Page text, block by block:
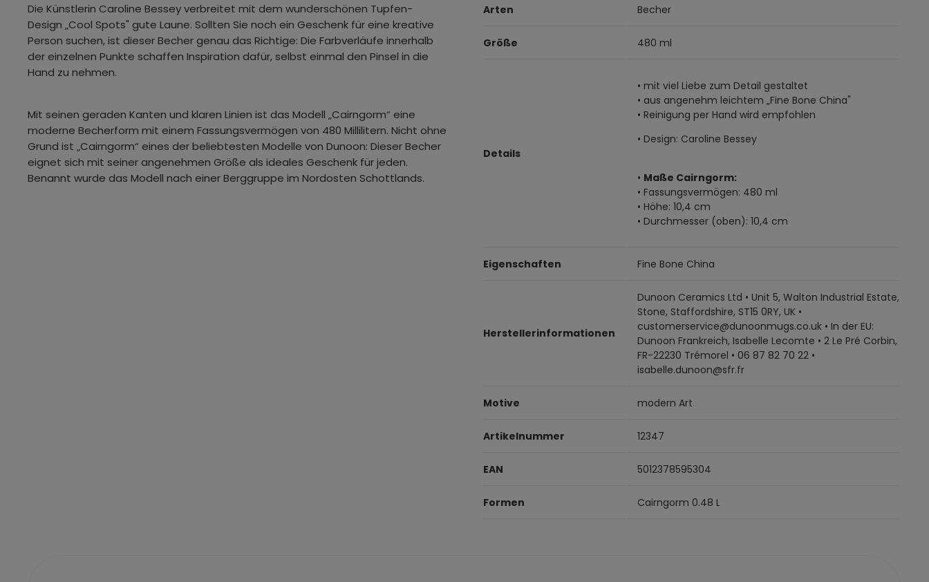
Die Künstlerin Caroline Bessey verbreitet mit dem wunderschönen Tupfen-
Design „Cool Spots" gute Laune. Sollten Sie noch ein Geschenk für eine kreative
Person suchen, ist dieser Becher genau das Richtige: Die Farbverläufe innerhalb
der einzelnen Punkte schaffen Inspiration dafür, selbst einmal den Pinsel in die
Hand zu nehmen.
Mit seinen geraden Kanten und klaren Linien ist das Modell „Cairngorm“ eine
moderne Becherform mit einem Fassungsvermögen von 480 Millilitern. Nicht ohne
Grund ist „Cairngorm“ eines der beliebtesten Modelle von Dunoon: Dieser Becher
eignet sich mit seiner angenehmen Größe als ideales Geschenk für jeden.
Benannt wurde das Modell nach einer Berggruppe im Nordosten Schottlands.
Arten Becher
Größe 480 ml
Details
• mit viel Liebe zum Detail gestaltet
• aus angenehm leichtem „Fine Bone China"
• Reinigung per Hand wird empfohlen
• Design: Caroline Bessey
• Maße Cairngorm:
• Fassungsvermögen: 480 ml
• Höhe: 10,4 cm
• Durchmesser (oben): 10,4 cm
Eigenschaften Fine Bone China
Herstellerinformationen
Dunoon Ceramics Ltd • Unit 5, Walton Industrial Estate,
Stone, Staffordshire, ST15 0RY, UK •
customerservice@dunoonmugs.co.uk • In der EU:
Dunoon Frankreich, Isabelle Lecomte • 2 Le Pré Corbin,
FR-22230 Trémorel • 06 87 82 70 22 •
isabelle.dunoon@sfr.fr
Motive modern Art
Artikelnummer 12347
EAN 5012378595304
Formen Cairngorm 0.48 L